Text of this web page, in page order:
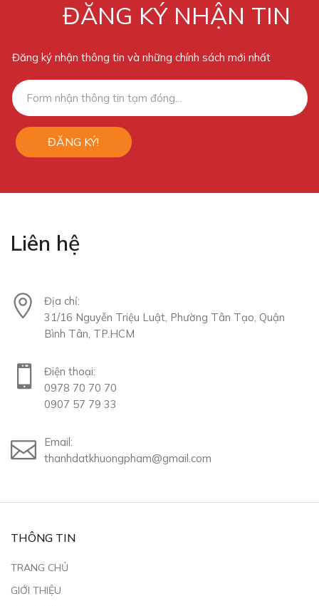
ĐĂNG KÝ NHẬN TIN
Đăng ký nhận thông tin và những chính sách mới nhất
ĐĂNG KÝ!
Liên hệ
Địa chỉ:
31/16 Nguyễn Triệu Luật, Phường Tân Tạo, Quận
Bình Tân, TP.HCM
Điện thoại:
0978 70 70 70
0907 57 79 33
Email:
thanhdatkhuongpham@gmail.com
THÔNG TIN
TRANG CHỦ
GIỚI THIỆU